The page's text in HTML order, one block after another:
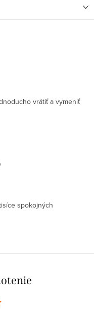
vrátiť a vymeniť
spokojných